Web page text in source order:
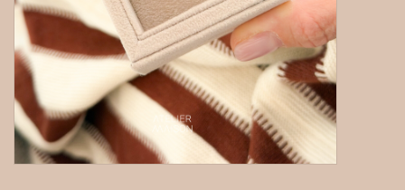
Extra
Nose & Paw collectie
Oorbellen